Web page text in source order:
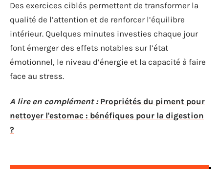
Des exercices ciblés permettent de transformer la
qualité de l’attention et de renforcer l’équilibre
intérieur. Quelques minutes investies chaque jour
font émerger des effets notables sur l’état
émotionnel, le niveau d’énergie et la capacité à faire
face au stress.
A lire en complément : Propriétés du piment pour
nettoyer l'estomac : bénéfiques pour la digestion
?